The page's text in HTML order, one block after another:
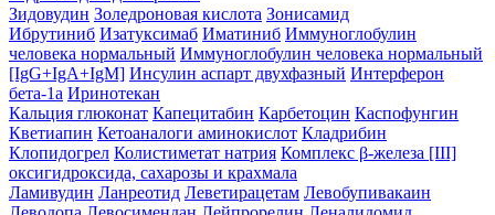
Зидовудин Золедроновая кислота Зонисамид
Ибрутиниб Изатуксимаб Иматиниб Иммуноглобулин
человека нормальный Иммуноглобулин человека нормальный
[IgG+IgA+IgM] Инсулин аспарт двухфазный Интерферон
бета-1a Иринотекан
Кальция глюконат Капецитабин Карбетоцин Каспофунгин
Кветиапин Кетоаналоги аминокислот Кладрибин
Клопидогрел Колистиметат натрия Комплекс β-железа [III]
оксигидроксида, сахарозы и крахмала
Ламивудин Ланреотид Леветирацетам Левобупивакаин